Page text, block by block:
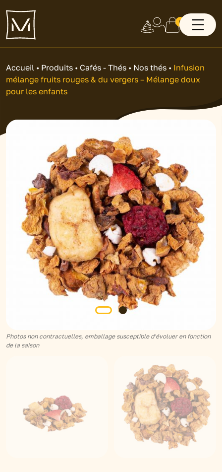
0
Accueil • Produits • Cafés - Thés • Nos thés • Infusion
mélange fruits rouges & du vergers – Mélange doux
pour les enfants
Photos non contractuelles, emballage susceptible d'évoluer en fonction
de la saison